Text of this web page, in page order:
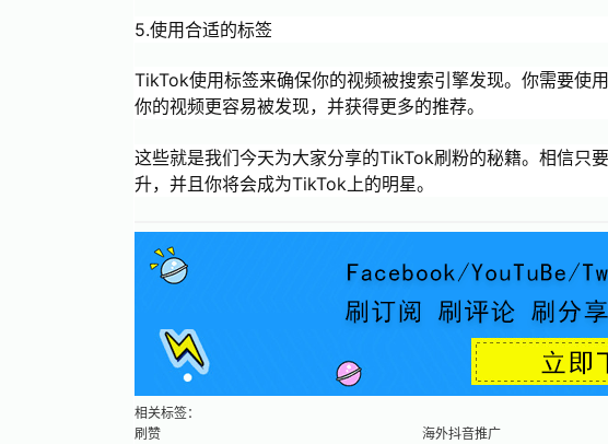
5.使用合适的标签
TikTok使用标签来确保你的视频被搜索引擎发现。你需要使
你的视频更容易被发现，并获得更多的推荐。
这些就是我们今天为大家分享的TikTok刷粉的秘籍。相信只
升，并且你将会成为TikTok上的明星。
相关标签：
刷赞
海外抖音推广